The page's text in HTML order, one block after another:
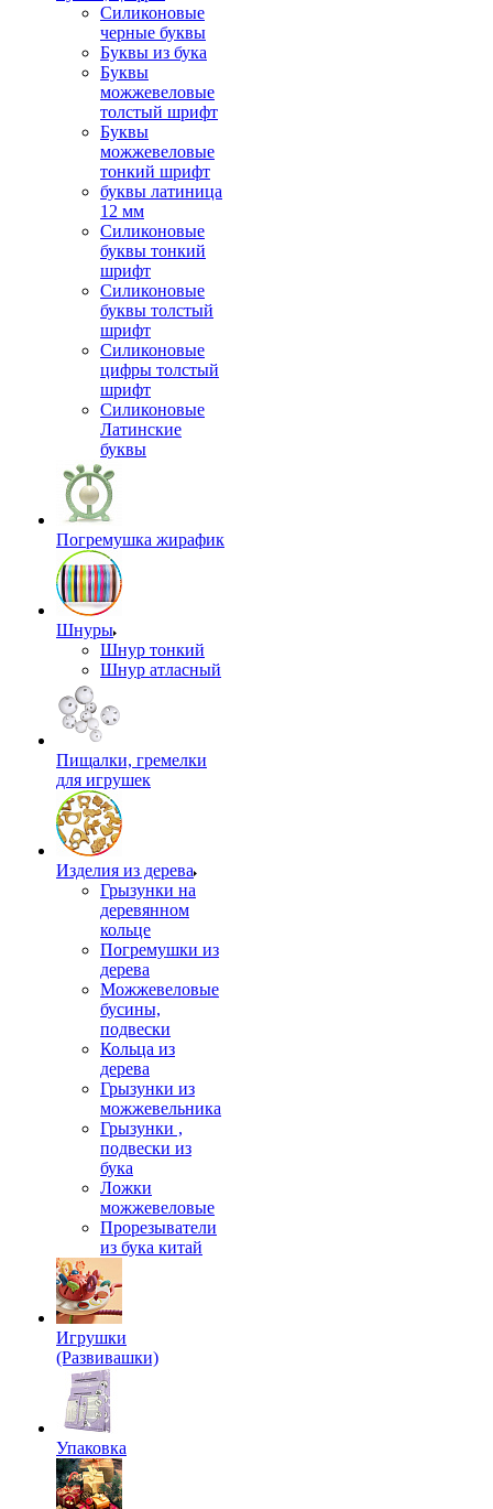
Силиконовые
черные буквы
Буквы из бука
Буквы
можжевеловые
толстый шрифт
Буквы
можжевеловые
тонкий шрифт
буквы латиница
12 мм
Силиконовые
буквы тонкий
шрифт
Силиконовые
буквы толстый
шрифт
Силиконовые
цифры толстый
шрифт
Силиконовые
Латинские
буквы
Погремушка жирафик
Шнуры
Шнур тонкий
Шнур атласный
Пищалки, гремелки
для игрушек
Изделия из дерева
Грызунки на
деревянном
кольце
Погремушки из
дерева
Можжевеловые
бусины,
подвески
Кольца из
дерева
Грызунки из
можжевельника
Грызунки ,
подвески из
бука
Ложки
можжевеловые
Прорезыватели
из бука китай
Игрушки
(Развивашки)
Упаковка